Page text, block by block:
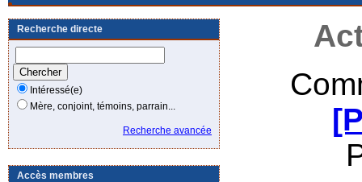
Recherche directe
Intéressé(e)
Mère, conjoint, témoins, parrain...
Recherche avancée
Accès membres